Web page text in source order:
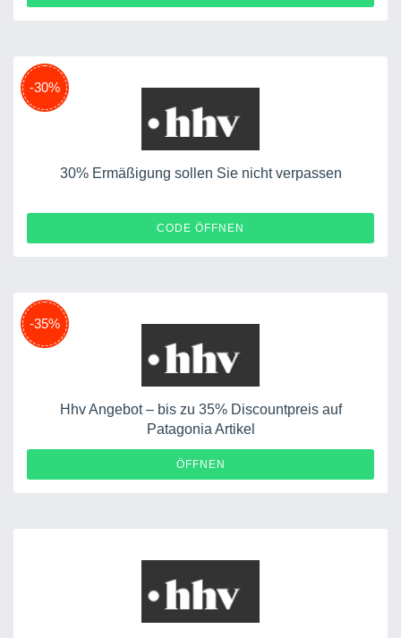
-30%
30% Ermäßigung sollen Sie nicht verpassen
CODE ÖFFNEN
-35%
Hhv Angebot – bis zu 35% Discountpreis auf
Patagonia Artikel
ÖFFNEN